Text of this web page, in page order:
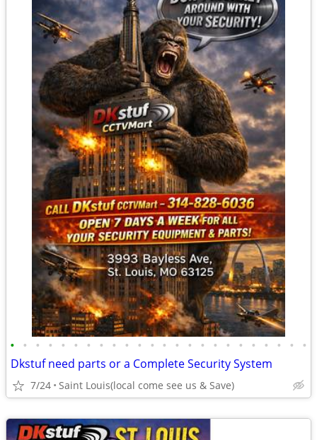
• • • • • • • • • • • • • • • • • • • • • • • •
Dkstuf need parts or a Complete Security System
7/24 Saint Louis(local come see us & Save)